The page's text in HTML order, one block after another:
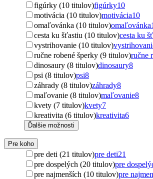
figúrky (10 titulov)figúrky10
motivácia (10 titulov)motivácia10
omaľovánka (10 titulov)omaľovánka
cesta ku šťastiu (10 titulov)cesta ku
vystrihovanie (10 titulov)
ručne robené šperky (9 titulov)ručne
dinosaury (8 titulov)dinosaury8
psi (8 titulov)psi8
záhrady (8 titulov)záhrady8
maľovanie (8 titulov)maľovanie8
kvety (7 titulov)kvety7
kreativita (6 titulov)kreativita6
Ďalšie možnosti
Pre koho
pre deti (21 titulov)pre deti21
pre dospelých (20 titulov)pre
pre najmenších (10 titulov)pre